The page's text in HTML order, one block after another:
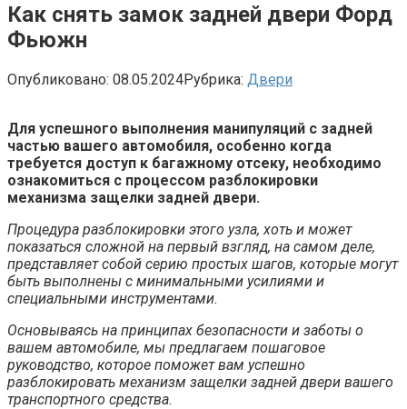
Как снять замок задней двери Форд
Фьюжн
Опубликовано: 08.05.2024Рубрика: Двери
Для успешного выполнения манипуляций с задней
частью вашего автомобиля, особенно когда
требуется доступ к багажному отсеку, необходимо
ознакомиться с процессом разблокировки
механизма защелки задней двери.
Процедура разблокировки этого узла, хоть и может
показаться сложной на первый взгляд, на самом деле,
представляет собой серию простых шагов, которые могут
быть выполнены с минимальными усилиями и
специальными инструментами.
Основываясь на принципах безопасности и заботы о
вашем автомобиле, мы предлагаем пошаговое
руководство, которое поможет вам успешно
разблокировать механизм защелки задней двери вашего
транспортного средства.